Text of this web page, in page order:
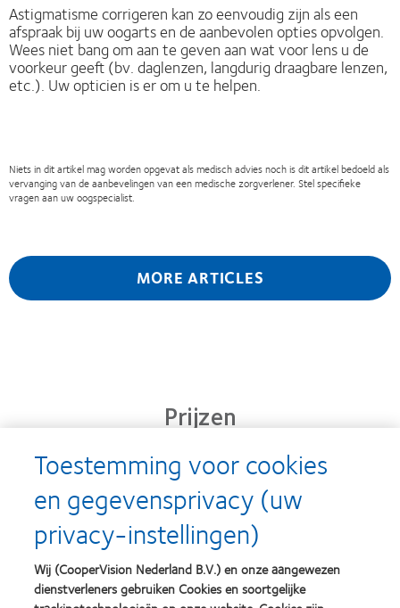
Astigmatisme corrigeren kan zo eenvoudig zijn als een
afspraak bij uw oogarts en de aanbevolen opties opvolgen.
Wees niet bang om aan te geven aan wat voor lens u de
voorkeur geeft (bv. daglenzen, langdurig draagbare lenzen,
etc.). Uw opticien is er om u te helpen.
Niets in dit artikel mag worden opgevat als medisch advies noch is dit artikel bedoeld als
vervanging van de aanbevelingen van een medische zorgverlener. Stel specifieke
vragen aan uw oogspecialist.
MORE ARTICLES
Prijzen
Learn
more
about
Silmo
d’Or
best
product
Learn
more
about
Contact
Lens
Product
of
Learn Learn
Toestemming voor cookies
en gegevensprivacy (uw
privacy-instellingen)
Wij (CooperVision Nederland B.V.) en onze aangewezen
dienstverleners gebruiken Cookies en soortgelijke